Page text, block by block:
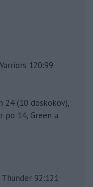
120:99
24 (10 doskokov),
po 14, Green a
92:121